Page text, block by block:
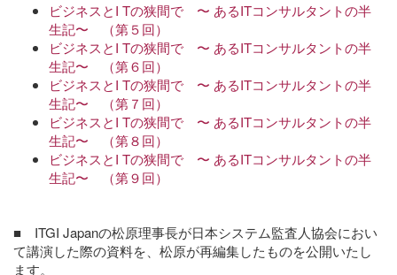
ビジネスとI Tの狭間で 〜 あるITコンサルタントの半
生記〜 （第５回）
ビジネスとI Tの狭間で 〜 あるITコンサルタントの半
生記〜 （第６回）
ビジネスとI Tの狭間で 〜 あるITコンサルタントの半
生記〜 （第７回）
ビジネスとI Tの狭間で 〜 あるITコンサルタントの半
生記〜 （第８回）
ビジネスとI Tの狭間で 〜 あるITコンサルタントの半
生記〜 （第９回）
■ ITGI Japanの松原理事長が日本システム監査人協会におい
て講演した際の資料を、松原が再編集したものを公開いたし
ます。